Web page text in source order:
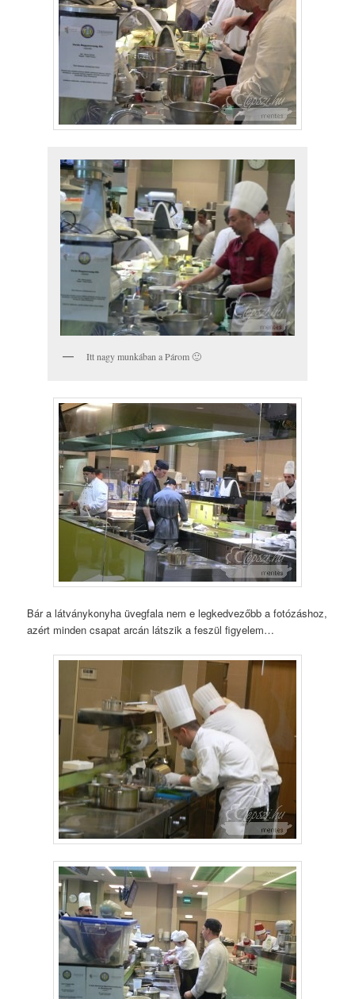
Itt nagy munkában a Párom 🙂
Bár a látványkonyha üvegfala nem e legkedvezőbb a fotózáshoz,
azért minden csapat arcán látszik a feszül figyelem…